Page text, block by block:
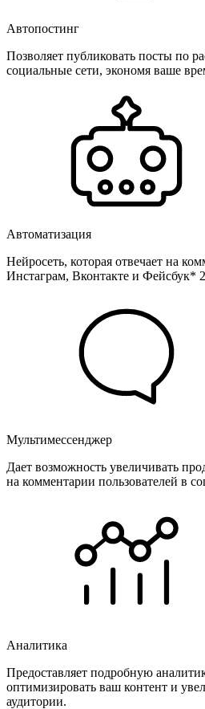
Автопостинг
Позволяет публиковать посты по
социальные сети, экономя ваше
Автоматизация
Нейросеть, которая отвечает на
Инстаграм, Вконтакте и Фейсбук*
Мультимессенджер
Дает возможность увеличивать
на комментарии пользователей в
Аналитика
Предоставляет подробную
оптимизировать ваш контент и
аудитории.